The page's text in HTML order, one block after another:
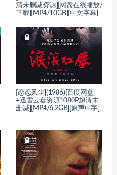
清未删减资源][网盘在线播放/
下载][MP4/10GB][中文字幕]
[恋恋风尘](1986)[百度网盘
+迅雷云盘资源1080P超清未
删减][MP4/6.2GB][原声中字]